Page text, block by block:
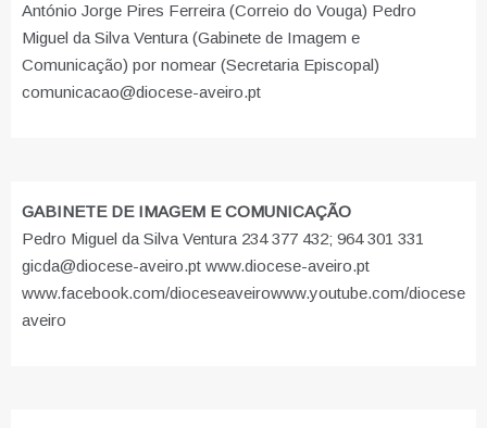
António Jorge Pires Ferreira (Correio do Vouga) Pedro
Miguel da Silva Ventura (Gabinete de Imagem e
Comunicação) por nomear (Secretaria Episcopal)
comunicacao@diocese-aveiro.pt
GABINETE DE IMAGEM E COMUNICAÇÃO
Pedro Miguel da Silva Ventura 234 377 432; 964 301 331
gicda@diocese-aveiro.pt www.diocese-aveiro.pt
www.facebook.com/dioceseaveirowww.youtube.com/diocese
aveiro